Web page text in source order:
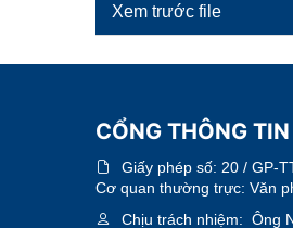
Xem trước file
CỔNG THÔNG
Giấy phép số: 20 / GP-
Cơ quan thường trực: Văn
Chịu trách nhiệm: Ông